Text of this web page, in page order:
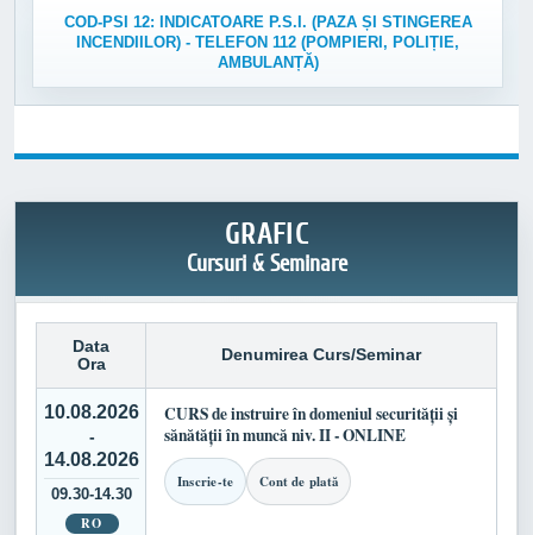
COD-PSI 12: INDICATOARE P.S.I. (PAZA ȘI STINGEREA
INCENDIILOR) - TELEFON 112 (POMPIERI, POLIȚIE,
AMBULANȚĂ)
GRAFIC
Cursuri & Seminare
Data
Ora
Denumirea Curs/Seminar
10.08.2026
-
14.08.2026
09.30-14.30
RO
CURS de instruire în domeniul securității și
sănătății în muncă niv. II - ONLINE
Inscrie-te Cont de plată